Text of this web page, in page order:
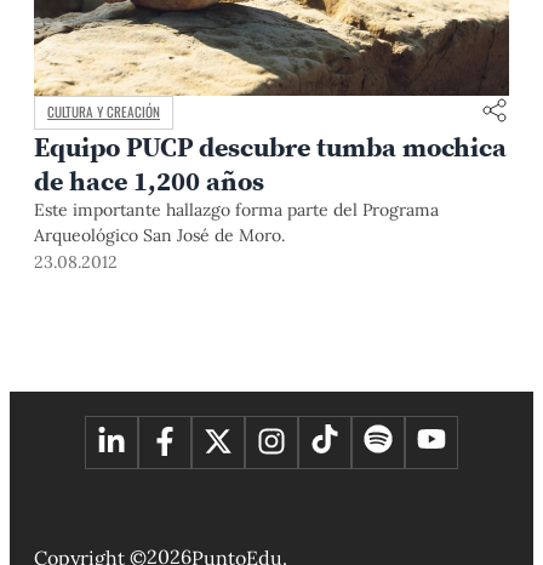
CULTURA Y CREACIÓN
Equipo PUCP descubre tumba mochica
de hace 1,200 años
Este importante hallazgo forma parte del Programa
Arqueológico San José de Moro.
23.08.2012
Copyright ©2026PuntoEdu.